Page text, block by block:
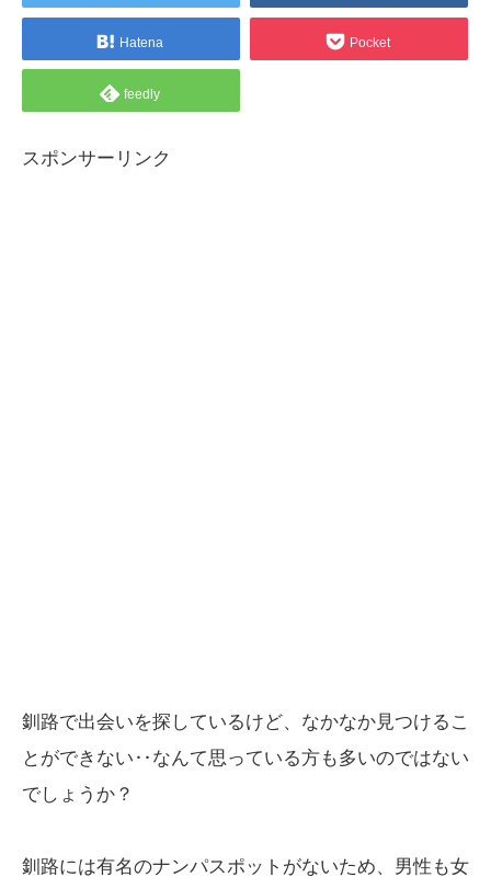
Hatena Pocket
feedly
スポンサーリンク
釧路で出会いを探しているけど、なかなか見つけるこ
とができない‥なんて思っている方も多いのではない
でしょうか？
釧路には有名のナンパスポットがないため、男性も女